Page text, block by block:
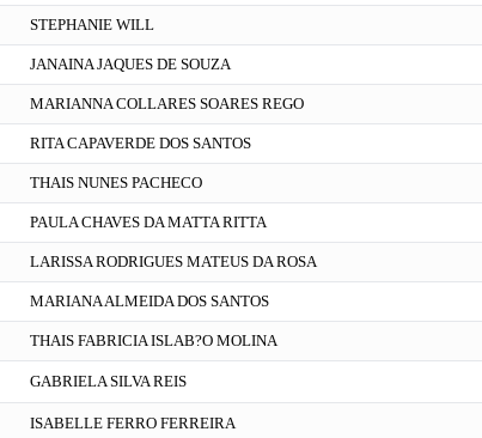
STEPHANIE WILL
JANAINA JAQUES DE SOUZA
MARIANNA COLLARES SOARES REGO
RITA CAPAVERDE DOS SANTOS
THAIS NUNES PACHECO
PAULA CHAVES DA MATTA RITTA
LARISSA RODRIGUES MATEUS DA ROSA
MARIANA ALMEIDA DOS SANTOS
THAIS FABRICIA ISLAB?O MOLINA
GABRIELA SILVA REIS
ISABELLE FERRO FERREIRA